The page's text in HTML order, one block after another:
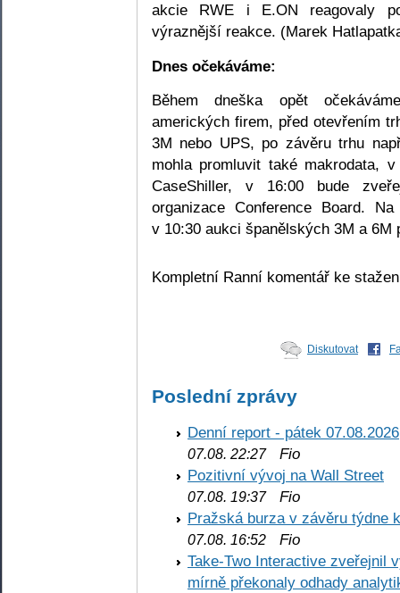
akcie RWE i E.ON reagovaly
výraznější reakce. (Marek
Dnes očekáváme:
Během dneška opět
amerických firem, před otevřením
3M nebo UPS, po závěru trhu
mohla promluvit také makrodata,
CaseShiller, v 16:00 bude
organizace Conference Board.
v 10:30 aukci španělských 3M a 6M
Kompletní Ranní komentář ke
Diskutovat
Poslední zprávy
Denní report - pátek 07.08.2026
07.08. 22:27Fio
Pozitivní vývoj na Wall Street
07.08. 19:37Fio
Pražská burza v závěru týdne
07.08. 16:52 Fio
Take-Two Interactive zveřejnil
mírně překonaly odhady